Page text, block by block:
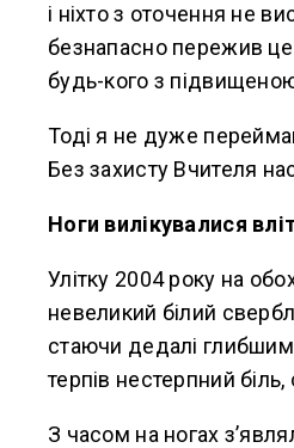
і ніхто з оточення не
безнапасно пережив
будь-кого з
Тоді я не дуже
Без захисту Вчителя
Ноги вилікувалися
Улітку 2004 року на
невеликий білий
стаючи дедалі
терпів нестерпний
З часом на ногах